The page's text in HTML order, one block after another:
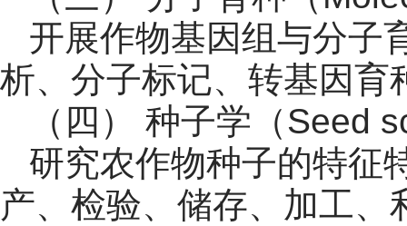
开展作物基因组与分子
析、分子标记、转基因育
（四） 种子学（Seed
研究农作物种子的特征
产、检验、储存、加工、